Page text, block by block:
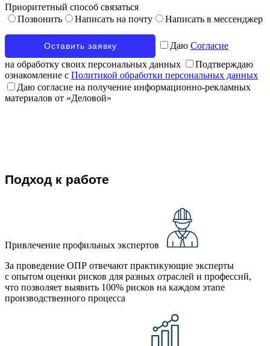
Приоритетный способ связаться
Позвонить
Написать на почту Написать в мессенджер
Даю Согласие
на обработку своих персональных данных
Подтверждаю
ознакомление с Политикой обработки персональных данных
Даю согласие на получение информационно-рекламных
материалов от «Деловой»
Подход к работе
Привлечение профильных экспертов
За проведение ОПР отвечают практикующие эксперты
с опытом оценки рисков для разных отраслей и профессий,
что позволяет выявить 100% рисков на каждом этапе
производственного процесса